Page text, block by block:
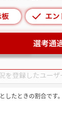
たときの割合です。